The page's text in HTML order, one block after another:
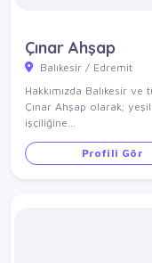
Çınar Ahşap
Balıkesir / Edremit
Hakkımızda Balıkesir
Çınar Ahşap olarak;
işçiliğine...
Profili Gör